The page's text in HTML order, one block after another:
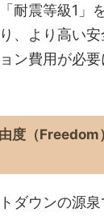
耐震等級1」
、より高い
ン費用が必要
度（Freedom
ダウンの源